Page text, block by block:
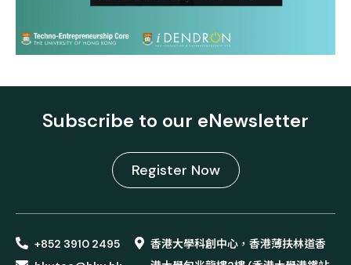
Subscribe to our eNewsletter
Register Now
+852 3910 2495
香港大學科創中心，香港薄扶林道香